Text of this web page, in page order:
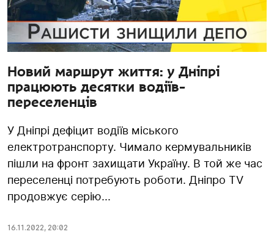
Новий маршрут життя: у Дніпрі
працюють десятки водіїв-
переселенців
У Дніпрі дефіцит водіїв міського
електротранспорту. Чимало кермувальників
пішли на фронт захищати Україну. В той же час
переселенці потребують роботи. Дніпро TV
продовжує серію...
16.11.2022, 20:02